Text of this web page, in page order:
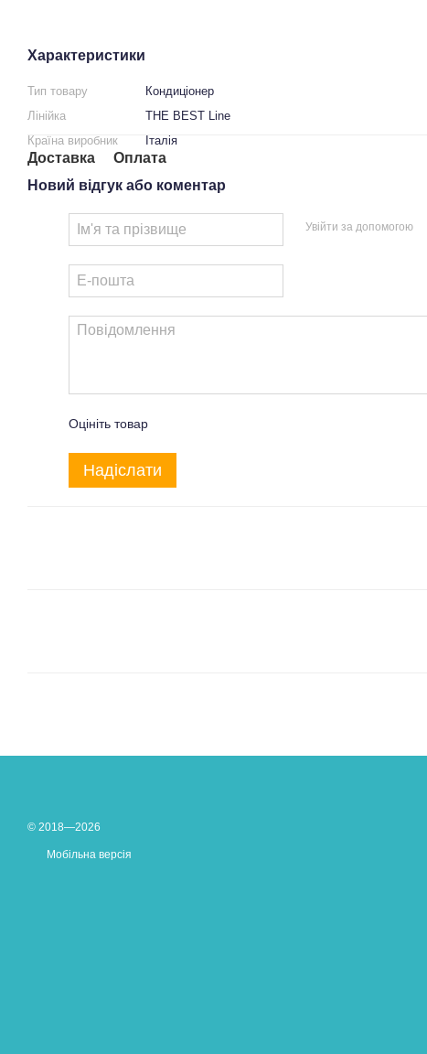
Характеристики
Тип товару
Кондиціонер
Лінійка
THE BEST Line
Країна виробник
Італія
Доставка
Оплата
Новий відгук або коментар
Увійти за допомогою
Оцініть товар
Надіслати
© 2018—2026
Мобільна версія